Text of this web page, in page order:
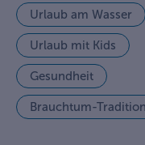
Urlaub am Wasser
Urlaub mit Kids
Gesundheit
Brauchtum-Tradition